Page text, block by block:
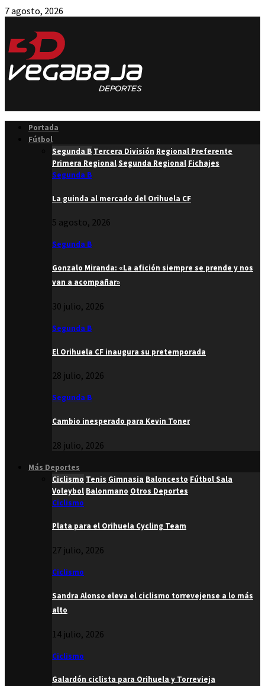
7 agosto, 2026
Portada
Fútbol
Segunda B Tercera División Regional Preferente
Primera RegionalSegunda Regional Fichajes
Segunda B
La guinda al mercado del Orihuela CF
5 agosto, 2026
Segunda B
Gonzalo Miranda: «La afición siempre se prende y nos
van a acompañar»
30 julio, 2026
Segunda B
El Orihuela CF inaugura su pretemporada
28 julio, 2026
Segunda B
Cambio inesperado para Kevin Toner
28 julio, 2026
Más Deportes
Ciclismo Tenis Gimnasia Baloncesto Fútbol Sala
Voleybol Balonmano Otros Deportes
Ciclismo
Plata para el Orihuela Cycling Team
27 julio, 2026
Ciclismo
Sandra Alonso eleva el ciclismo torrevejense a lo más
alto
14 julio, 2026
Ciclismo
Galardón ciclista para Orihuela y Torrevieja